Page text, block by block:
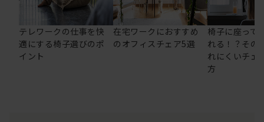
テレワークの仕事を快
適にする椅子選びのポ
イント
在宅ワークにおすすめ
のオフィスチェア5選
椅子に座って
れる！？その
れにくいチェ
方